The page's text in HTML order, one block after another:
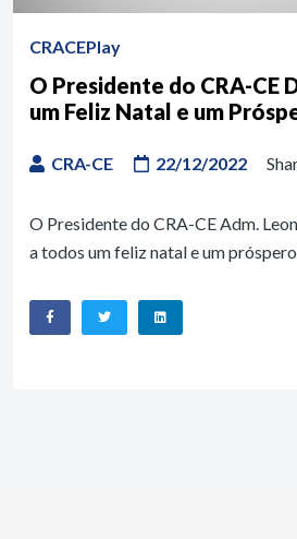
CRACEPlay
O Presidente do CRA-CE
um Feliz Natal e um
CRA-CE 22/12/2022
O Presidente do CRA-CE Adm.
a todos um feliz natal e um